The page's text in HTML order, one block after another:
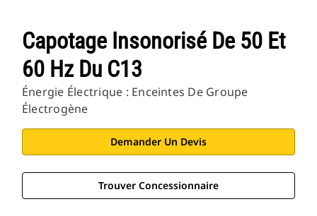
Capotage Insonorisé De 50 Et
60 Hz Du C13
Énergie Électrique : Enceintes De Groupe
Électrogène
Demander Un Devis
Trouver Concessionnaire